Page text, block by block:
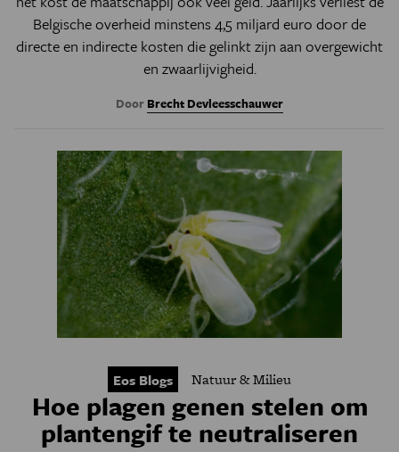
Belgische overheid minstens 4,5 miljard euro door de
directe en indirecte kosten die gelinkt zijn aan overgewicht
en zwaarlijvigheid.
Door Brecht Devleesschauwer
Eos Blogs Natuur & Milieu
Hoe plagen genen stelen om
plantengif te neutraliseren